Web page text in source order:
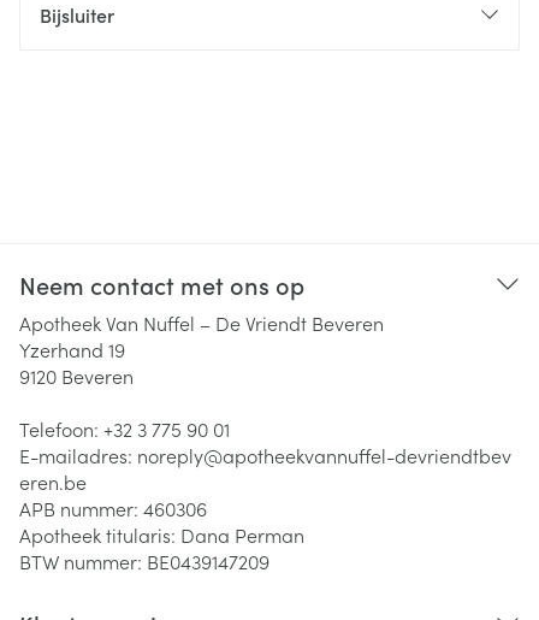
Bijsluiter
Neem contact met ons op
Apotheek Van Nuffel – De Vriendt Beveren
Yzerhand 19
9120 Beveren
Telefoon: +32 3 775 90 01
E-mailadres: noreply@apotheekvannuffel-devriendtbev
eren.be
APB nummer: 460306
Apotheek titularis: Dana Perman
BTW nummer: BE0439147209